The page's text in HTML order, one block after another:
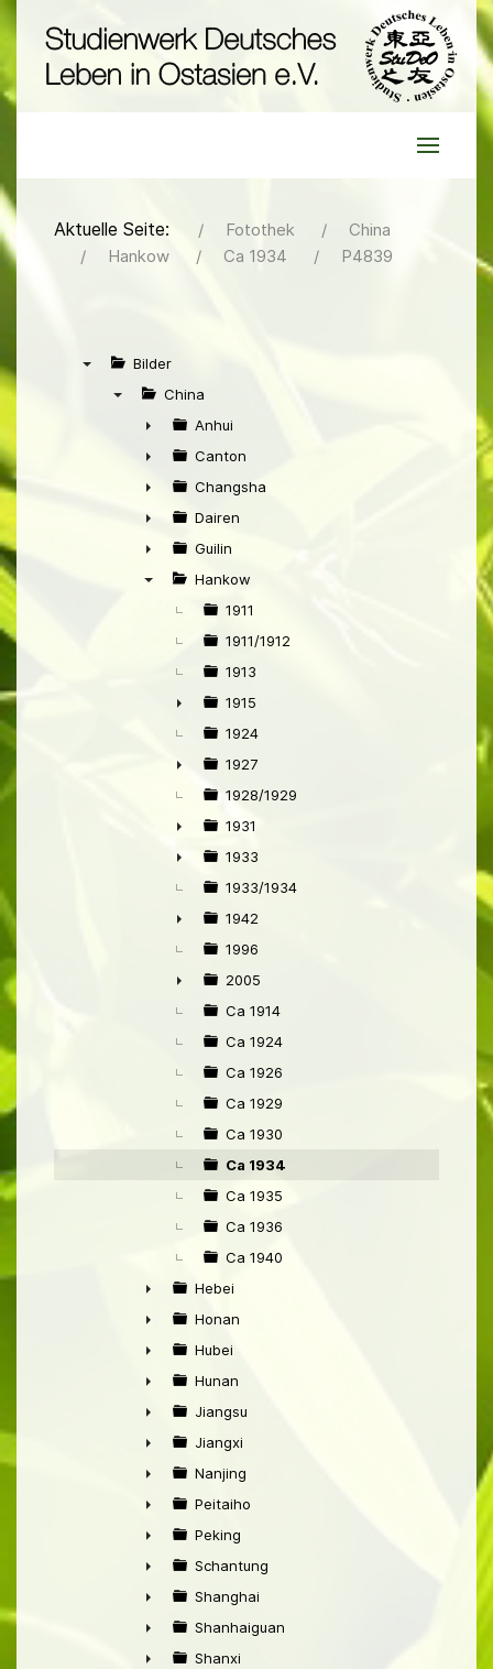
Aktuelle Seite: Fotothek
China
Hankow
Ca 1934 P4839
Bilder
China
►
Anhui
►
Canton
►
Changsha
►
Dairen
►
Guilin
Hankow
1911
1911/1912
1913
►
1915
1924
►
1927
1928/1929
►
1931
►
1933
1933/1934
►
1942
1996
►
2005
Ca 1914
Ca 1924
Ca 1926
Ca 1929
Ca 1930
Ca 1934
Ca 1935
Ca 1936
Ca 1940
►
Hebei
►
Honan
►
Hubei
►
Hunan
►
Jiangsu
►
Jiangxi
►
Nanjing
►
Peitaiho
►
Peking
►
Schantung
►
Shanghai
►
Shanhaiguan
Shanxi